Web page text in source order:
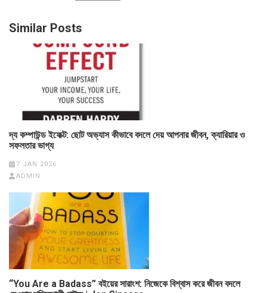
Similar Posts
দ্য কম্পাউন্ড ইফেক্ট: ছোট অভ্যাস কীভাবে বদলে দেয় আপনার জীবন, ক্যারিয়ার ও
সফলতার ভাগ্য
7 JAN 2026
ADMIN
“You Are a Badass” বইয়ের সারাংশ: নিজেকে বিশ্বাস করে জীবন বদলে